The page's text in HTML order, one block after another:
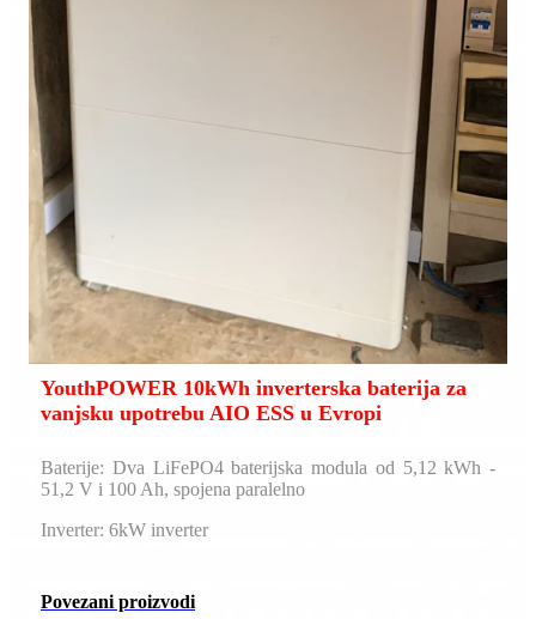
YouthPOWER 10kWh inverterska baterija za
vanjsku upotrebu AIO ESS u Evropi
Baterije: Dva LiFePO4 baterijska modula od 5,12 kWh -
51,2 V i 100 Ah, spojena paralelno
Inverter: 6kW inverter
Povezani proizvodi